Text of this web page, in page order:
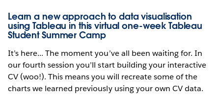
Learn a new approach to data visualisation
using Tableau in this virtual one-week Tableau
Student Summer Camp
It’s here... The moment you’ve all been waiting for. In
our fourth session you’ll start building your interactive
CV (woo!). This means you will recreate some of the
charts we learned previously using your own CV data.